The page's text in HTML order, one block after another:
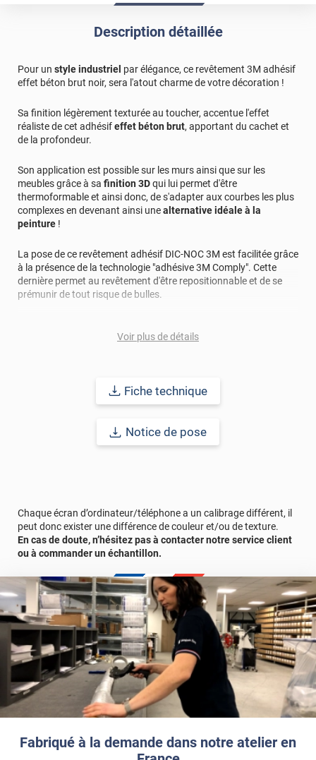
Fabriqué à la demande dans notre atelier en
Description détaillée
Pour un style industriel par élégance, ce revêtement 3M adhésif
effet béton brut noir, sera l'atout charme de votre décoration !
Sa finition légèrement texturée au toucher, accentue l'effet
réaliste de cet adhésifeffet béton brut, apportant du cachet et
de la profondeur.
Son application est possible sur les murs ainsi que sur les
meubles grâce à sa finition 3Dqui lui permet d'être
thermoformable et ainsi donc, de s'adapter aux courbes les plus
complexes en devenant ainsi unealternative idéale à la
peinture !
La pose de ce revêtement adhésif DIC-NOC 3M est facilitée grâce
à la présence de la technologie "adhésive 3M Comply". Cette
dernière permet au revêtement d'être repositionnable et de se
prémunir de tout risque de bulles.
: sur murs ou meubles aux courbes planes et
Applicable sur la plupart des supports : bois, métal, plastique...
cet adhésif vous promet une durabilité longue avec une pose
Voir plus de détails
Fiche technique
Notice de pose
Chaque écran d’ordinateur/téléphone a un calibrage différent, il
peut donc exister une différence de couleur et/ou de texture.
En cas de doute, n’hésitez pas à contacter notre service client
ou à commander un échantillon.